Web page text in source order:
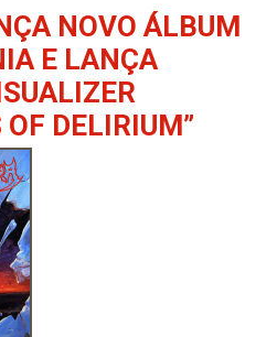
NOVO ÁLBUM
E LANÇA
DELIRIUM”